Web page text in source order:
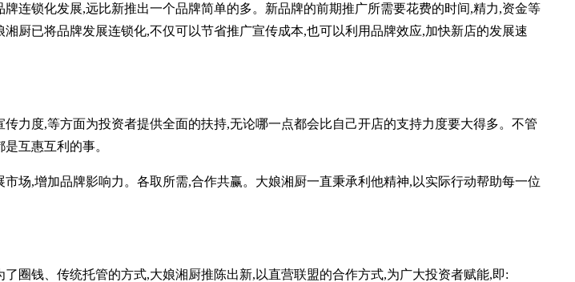
锁化发展,远比新推出一个品牌简单的多。新品牌的前期推广所需要花费的时间,精力,资金等
厨已将品牌发展连锁化,不仅可以节省推广宣传成本,也可以利用品牌效应,加快新店的发展速
度,等方面为投资者提供全面的扶持,无论哪一点都会比自己开店的支持力度要大得多。不管
互惠互利的事。
,增加品牌影响力。各取所需,合作共赢。大娘湘厨一直秉承利他精神,以实际行动帮助每一位
钱、传统托管的方式,大娘湘厨推陈出新,以直营联盟的合作方式,为广大投资者赋能,即: